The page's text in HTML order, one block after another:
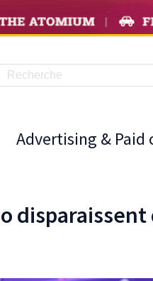
Advertising & Paid
disparaissent